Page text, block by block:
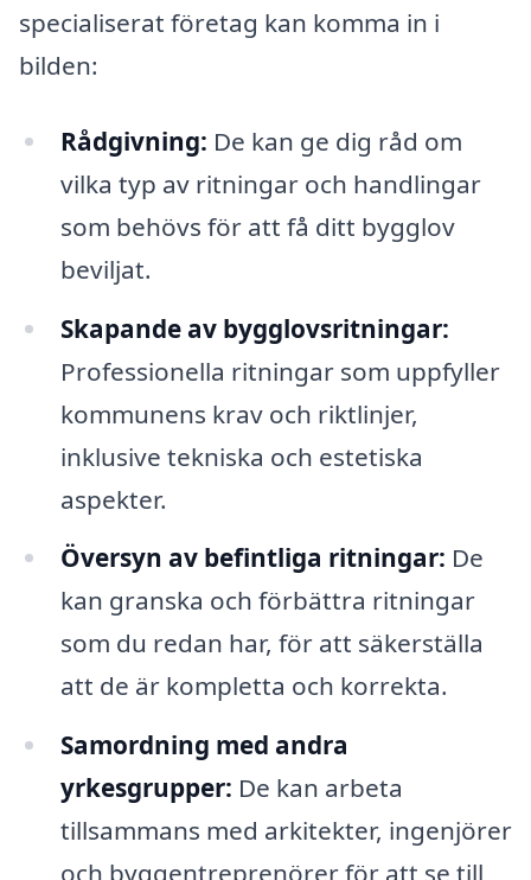
specialiserat företag kan komma in i
bilden:
Rådgivning: De kan ge dig råd om
vilka typ av ritningar och handlingar
som behövs för att få ditt bygglov
beviljat.
Skapande av bygglovsritningar:
Professionella ritningar som uppfyller
kommunens krav och riktlinjer,
inklusive tekniska och estetiska
aspekter.
Översyn av befintliga ritningar: De
kan granska och förbättra ritningar
som du redan har, för att säkerställa
att de är kompletta och korrekta.
Samordning med andra
yrkesgrupper: De kan arbeta
tillsammans med arkitekter, ingenjörer
och byggentreprenörer för att se till